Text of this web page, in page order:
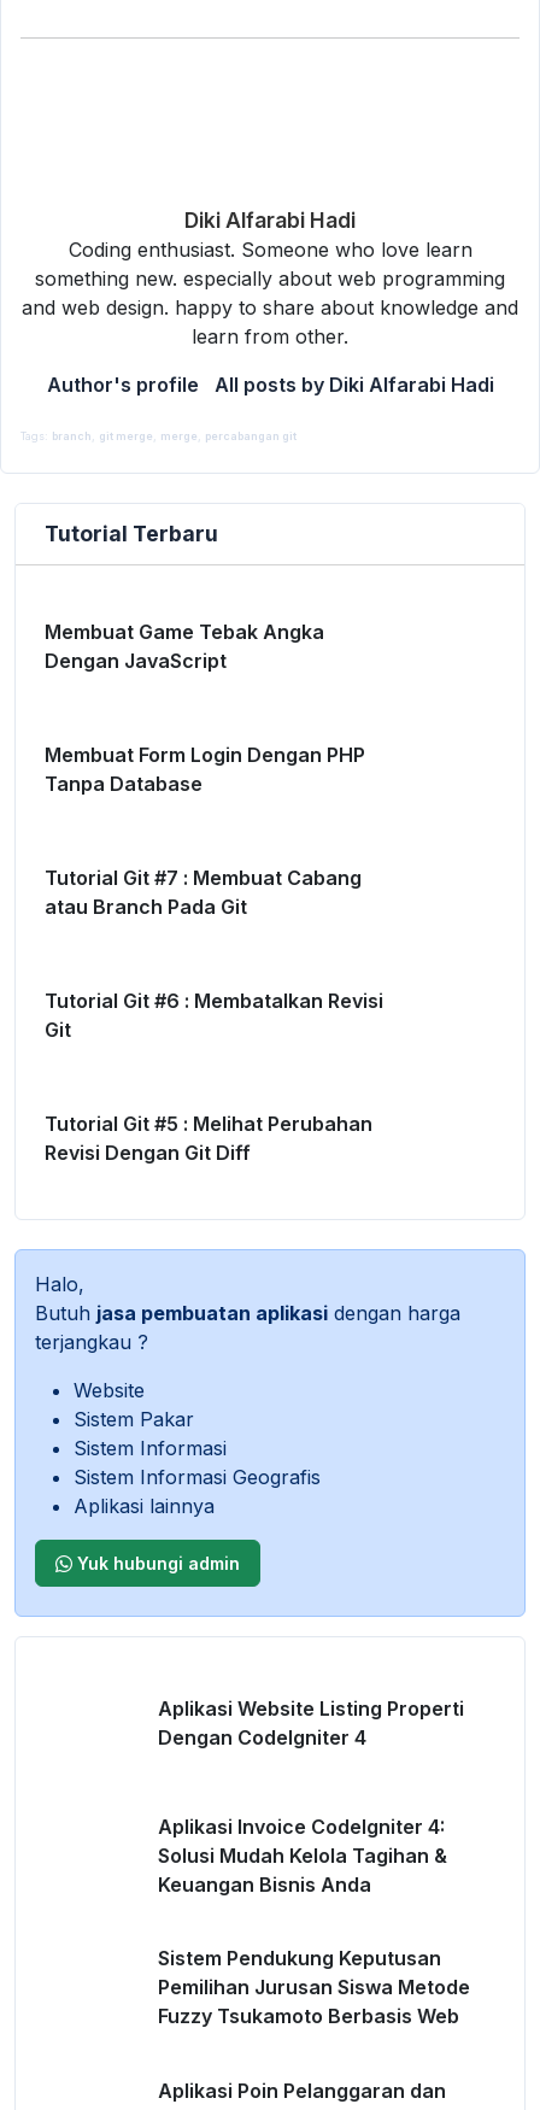
Diki Alfarabi Hadi
Coding enthusiast. Someone who love learn
something new. especially about web programming
and web design. happy to share about knowledge and
learn from other.
Author's profile
All posts by Diki Alfarabi Hadi
Tags: branch, git merge, merge, percabangan git
Tutorial Terbaru
Membuat Game Tebak Angka
Dengan JavaScript
Membuat Form Login Dengan PHP
Tanpa Database
Tutorial Git #7 : Membuat Cabang
atau Branch Pada Git
Tutorial Git #6 : Membatalkan Revisi
Git
Tutorial Git #5 : Melihat Perubahan
Revisi Dengan Git Diff
Halo,
Butuh jasa pembuatan aplikasi dengan harga
terjangkau ?
Website
Sistem Pakar
Sistem Informasi
Sistem Informasi Geografis
Aplikasi lainnya
Yuk hubungi admin
Aplikasi Website Listing Properti
Dengan CodeIgniter 4
Aplikasi Invoice CodeIgniter 4:
Solusi Mudah Kelola Tagihan &
Keuangan Bisnis Anda
Sistem Pendukung Keputusan
Pemilihan Jurusan Siswa Metode
Fuzzy Tsukamoto Berbasis Web
Aplikasi Poin Pelanggaran dan